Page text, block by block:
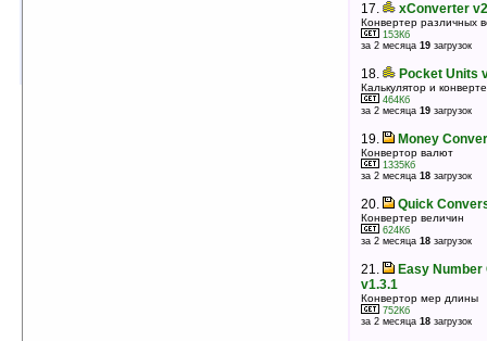
17. xConverter
Конвертер различных
153Кб
за 2 месяца 19 загрузок
18. Pocket Units
Калькулятор и
464Кб
за 2 месяца 19 загрузок
19. Money
Конвертор валют
1335Кб
за 2 месяца 18 загрузок
20. Quick
Конвертер величин
624Кб
за 2 месяца 18 загрузок
21.
Easy
v1.3.1
Конвертор мер длины
752Кб
за 2 месяца 18 загрузок